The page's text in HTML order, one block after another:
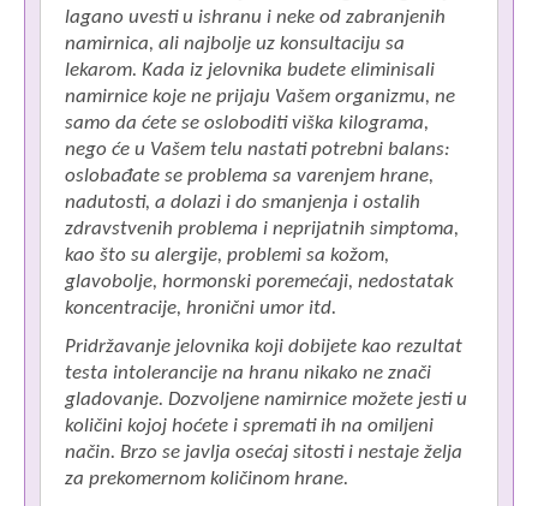
lagano uvesti u ishranu i neke od zabranjenih
namirnica, ali najbolje uz konsultaciju sa
lekarom. Kada iz jelovnika budete eliminisali
namirnice koje ne prijaju Vašem organizmu, ne
samo da ćete se osloboditi viška kilograma,
nego će u Vašem telu nastati potrebni balans:
oslobađate se problema sa varenjem hrane,
nadutosti, a dolazi i do smanjenja i ostalih
zdravstvenih problema i neprijatnih simptoma,
kao što su alergije, problemi sa kožom,
glavobolje, hormonski poremećaji, nedostatak
koncentracije, hronični umor itd.
Pridržavanje jelovnika koji dobijete kao rezultat
testa intolerancije na hranu nikako ne znači
gladovanje. Dozvoljene namirnice možete jesti u
količini kojoj hoćete i spremati ih na omiljeni
način. Brzo se javlja osećaj sitosti i nestaje želja
za prekomernom količinom hrane.